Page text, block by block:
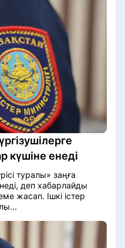
күшіне енеді
туралы» заңға
деп хабарлайды
жасап. Ішкі істер